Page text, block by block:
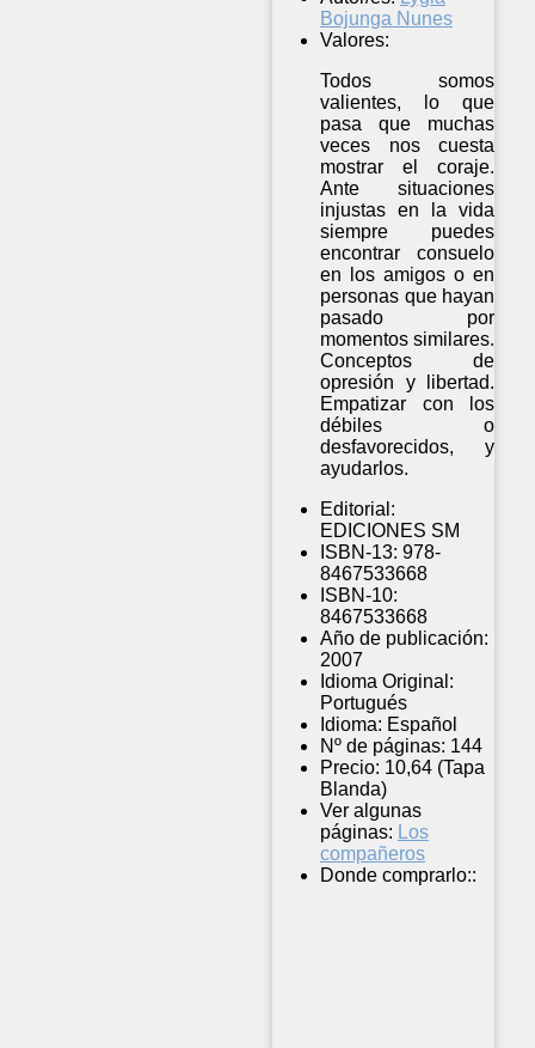
Bojunga Nunes
Valores:
Todos somos
valientes, lo que
pasa que muchas
veces nos cuesta
mostrar el coraje.
Ante situaciones
injustas en la vida
siempre puedes
encontrar consuelo
en los amigos o en
personas que hayan
pasado por
momentos similares.
Conceptos de
opresión y libertad.
Empatizar con los
débiles o
desfavorecidos, y
ayudarlos.
Editorial:
EDICIONES SM
ISBN-13: 978-
8467533668
ISBN-10:
8467533668
Año de publicación:
2007
Idioma Original:
Portugués
Idioma: Español
Nº de páginas: 144
Precio: 10,64 (Tapa
Blanda)
Ver algunas
páginas: Los
compañeros
Donde comprarlo::